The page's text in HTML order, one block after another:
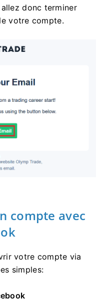
donc terminer
votre compte.
compte avec
votre compte via
simples: